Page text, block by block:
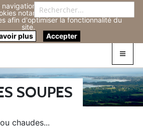
sur ce site, vous acceptez
notamment pour réaliser des
afin d'optimiser la fonctionnalité du
site.
plus
Accepter
Connexion
SOUPES
chaudes...